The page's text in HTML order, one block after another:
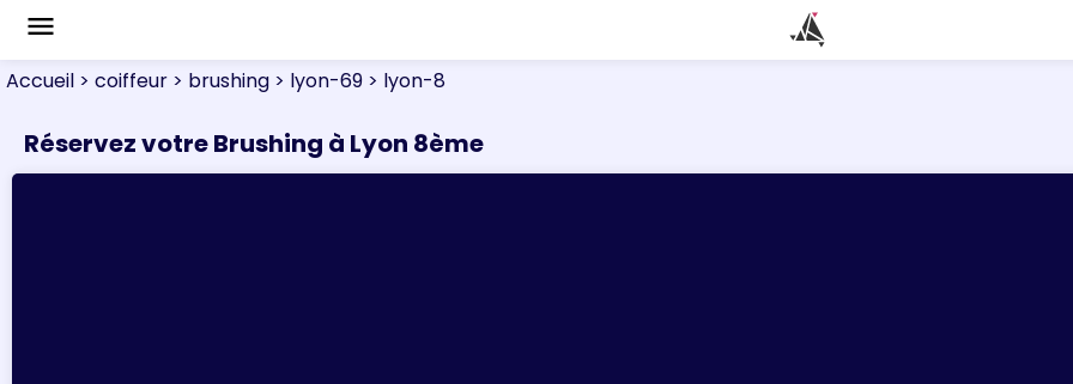
menu
Accueil > coiffeur > brushing > lyon-69 > lyon-8
Réservez votre Brushing à Lyon 8ème